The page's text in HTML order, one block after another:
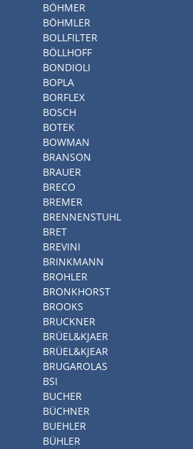
BÖHMER
BÖHMLER
BOLLFILTER
BÖLLHOFF
BONDIOLI
BOPLA
BORFLEX
BOSCH
BOTEK
BOWMAN
BRANSON
BRAUER
BRECO
BREMER
BRENNENSTUHL
BRET
BREVINI
BRINKMANN
BROHLER
BRONKHORST
BROOKS
BRUCKNER
BRÜEL&KJAER
BRÜEL&KJEAR
BRUGAROLAS
BSI
BUCHER
BÜCHNER
BUEHLER
BÜHLER